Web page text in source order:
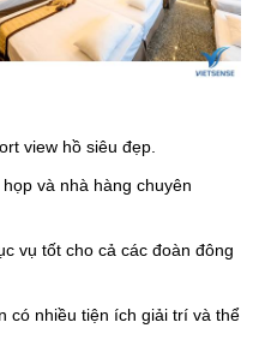
view hồ siêu đẹp.
và nhà hàng chuyên
vụ tốt cho cả các đoàn đông
có nhiều tiện ích giải trí và thể